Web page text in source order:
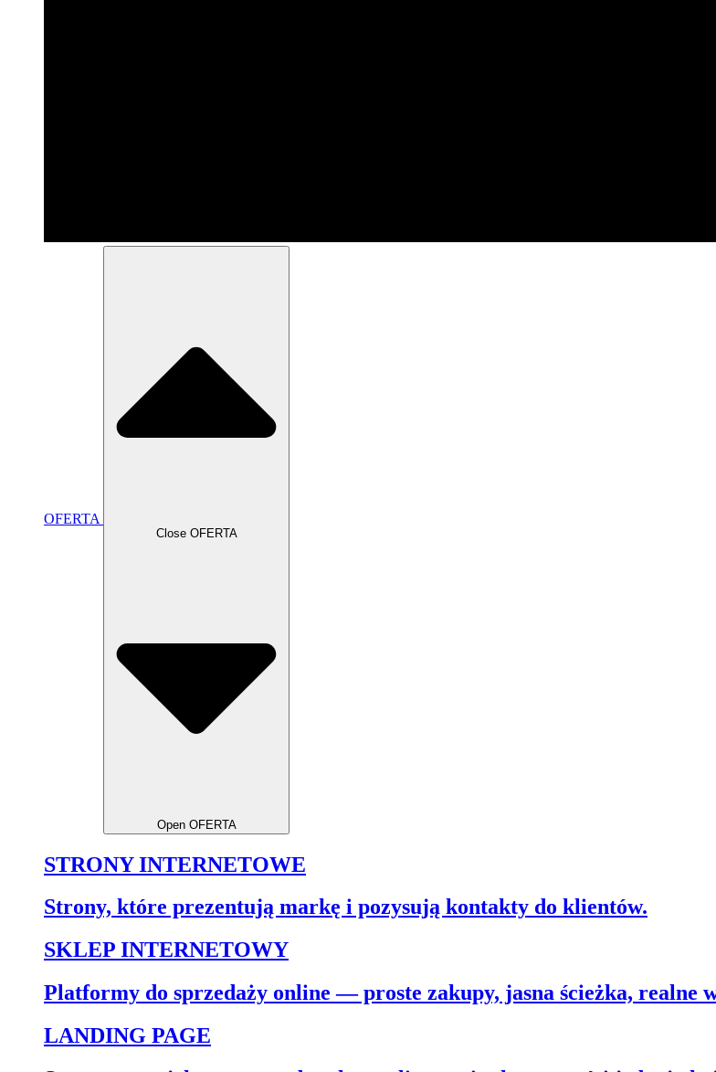
OFERTA
Close OFERTA
Open OFERTA
STRONY INTERNETOWE
Strony, które prezentują markę i pozysują kontakty do klientów.
SKLEP INTERNETOWY
Platformy do sprzedaży online — proste zakupy, jasna ścieżka, realne
LANDING PAGE